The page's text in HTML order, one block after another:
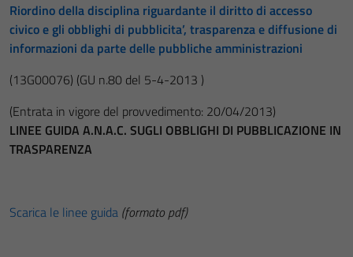
Riordino della disciplina riguardante il diritto di accesso
civico e gli obblighi di pubblicita’, trasparenza e diffusione di
informazioni da parte delle pubbliche amministrazioni
(13G00076) (GU n.80 del 5-4-2013 )
(Entrata in vigore del provvedimento: 20/04/2013)
LINEE GUIDA A.N.A.C. SUGLI OBBLIGHI DI PUBBLICAZIONE IN
TRASPARENZA
Scarica le linee guida (formato pdf)